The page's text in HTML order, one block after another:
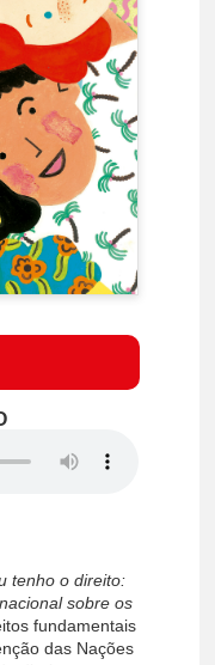
tenho o direito:
sobre os
fundamentais
das Nações